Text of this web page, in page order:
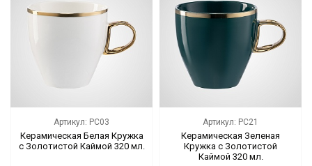
Артикул: PC03
Керамическая Белая Кружка
с Золотистой Каймой 320 мл.
Артикул: PC21
Керамическая Зеленая
Кружка с Золотистой
Каймой 320 мл.